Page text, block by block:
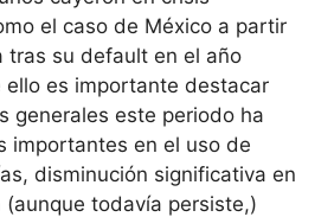
el caso de México a partir
tras su default en el año
ello es importante destacar
generales este periodo ha
importantes en el uso de
disminución significativa en
todavía persiste,)